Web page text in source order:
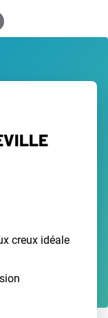
creux idéale